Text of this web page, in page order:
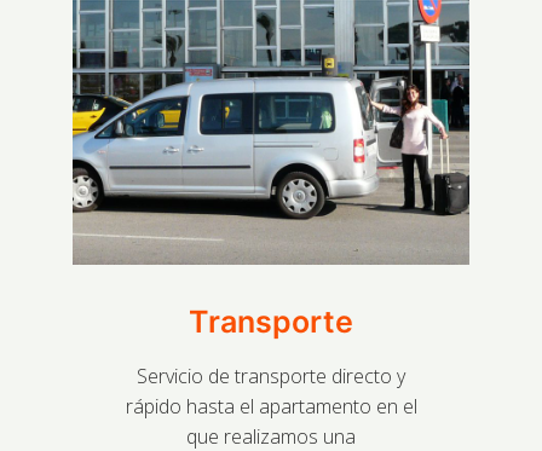
Transporte
Servicio de transporte directo y
rápido hasta el apartamento en el
que realizamos una